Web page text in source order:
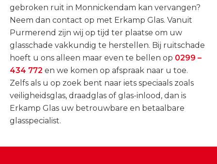
gebroken ruit in Monnickendam kan vervangen?
Neem dan contact op met Erkamp Glas. Vanuit
Purmerend zijn wij op tijd ter plaatse om uw
glasschade vakkundig te herstellen. Bij ruitschade
hoeft u ons alleen maar even te bellen op 0299 –
434 772 en we komen op afspraak naar u toe.
Zelfs als u op zoek bent naar iets speciaals zoals
veiligheidsglas, draadglas of glas-inlood, dan is
Erkamp Glas uw betrouwbare en betaalbare
glasspecialist.